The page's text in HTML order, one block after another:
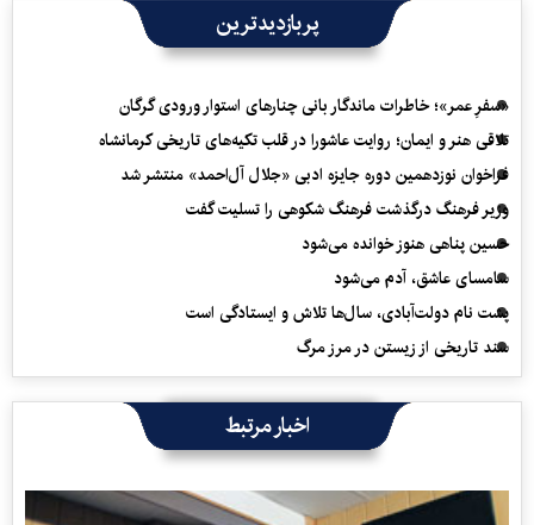
پربازدیدترین
«سفرِ عمر»؛ خاطرات ماندگار بانی چنارهای استوار ورودی گرگان
تلاقی هنر و ایمان؛ روایت عاشورا در قلب تکیه‌های تاریخی کرمانشاه
فراخوان نوزدهمین دوره جایزه ادبی «جلال آل‌احمد» منتشر شد
وزیر فرهنگ درگذشت فرهنگ شکوهی را تسلیت گفت
حسین پناهی هنوز خوانده می‌شود
سامسای عاشق، آدم می‌شود
پشت نام دولت‌آبادی، سال‌ها تلاش و ایستادگی است
سند تاریخی از زیستن در مرز مرگ
اخبار مرتبط